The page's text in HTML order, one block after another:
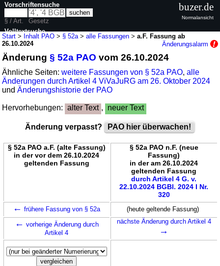
Start > Inhalt PAO > § 52a >alle Fassungen >a.F. Fassung ab
26.10.2024
Änderungsalarm
Änderung§ 52a PAO vom 26.10.2024
Ähnliche Seiten:weitere Fassungen von § 52a PAO,alle
Änderungen durch Artikel 4 ViVaJuRG am 26. Oktober 2024
undÄnderungshistorie der PAO
Hervorhebungen: alter Text , neuer Text
Änderung verpasst? PAO hier überwachen!
§ 52a PAO a.F. (alte Fassung)
in der vor dem 26.10.2024
geltenden Fassung
§ 52a PAO n.F. (neue
Fassung)
in der am 26.10.2024
geltenden Fassung
durch Artikel 4 G. v.
22.10.2024 BGBl. 2024 I Nr.
320
← frühere Fassung von § 52a (heute geltende Fassung)
← vorherige Änderung durch
Artikel 4
nächste Änderung durch Artikel 4
→
Vorschriftensuche
§ / Art.
Gesetz
Volltextsuche
buzer.de
Normalansicht